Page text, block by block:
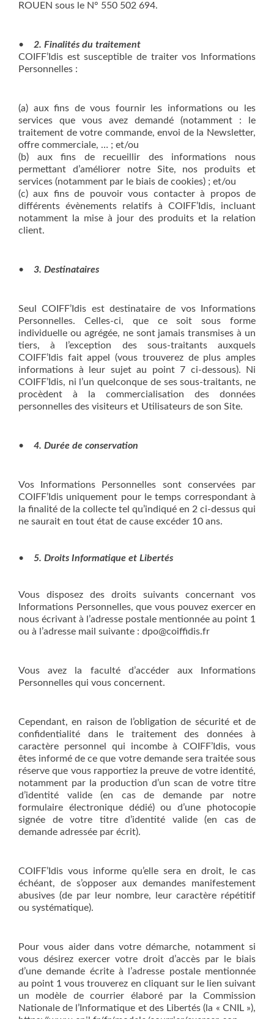
ROUEN sous le N° 550 502 694.
• 2. Finalités du traitement
COIFF’Idis est susceptible de traiter vos Informations
Personnelles :
(a) aux fins de vous fournir les informations ou les
services que vous avez demandé (notamment : le
traitement de votre commande, envoi de la Newsletter,
offre commerciale, … ; et/ou
(b) aux fins de recueillir des informations nous
permettant d’améliorer notre Site, nos produits et
services (notamment par le biais de cookies) ; et/ou
(c) aux fins de pouvoir vous contacter à propos de
différents évènements relatifs à COIFF’Idis, incluant
notamment la mise à jour des produits et la relation
client.
• 3. Destinataires
Seul COIFF’Idis est destinataire de vos Informations
Personnelles. Celles-ci, que ce soit sous forme
individuelle ou agrégée, ne sont jamais transmises à un
tiers, à l’exception des sous-traitants auxquels
COIFF’Idis fait appel (vous trouverez de plus amples
informations à leur sujet au point 7 ci-dessous). Ni
COIFF’Idis, ni l’un quelconque de ses sous-traitants, ne
procèdent à la commercialisation des données
personnelles des visiteurs et Utilisateurs de son Site.
• 4. Durée de conservation
Vos Informations Personnelles sont conservées par
COIFF’Idis uniquement pour le temps correspondant à
la finalité de la collecte tel qu’indiqué en 2 ci-dessus qui
ne saurait en tout état de cause excéder 10 ans.
• 5. Droits Informatique et Libertés
Vous disposez des droits suivants concernant vos
Informations Personnelles, que vous pouvez exercer en
nous écrivant à l’adresse postale mentionnée au point 1
ou à l’adresse mail suivante : dpo@coiffidis.fr
Vous avez la faculté d’accéder aux Informations
Personnelles qui vous concernent.
Cependant, en raison de l’obligation de sécurité et de
confidentialité dans le traitement des données à
caractère personnel qui incombe à COIFF’Idis, vous
êtes informé de ce que votre demande sera traitée sous
réserve que vous rapportiez la preuve de votre identité,
notamment par la production d’un scan de votre titre
d’identité valide (en cas de demande par notre
formulaire électronique dédié) ou d’une photocopie
signée de votre titre d’identité valide (en cas de
demande adressée par écrit).
COIFF’Idis vous informe qu’elle sera en droit, le cas
échéant, de s’opposer aux demandes manifestement
abusives (de par leur nombre, leur caractère répétitif
ou systématique).
Pour vous aider dans votre démarche, notamment si
vous désirez exercer votre droit d’accès par le biais
d’une demande écrite à l’adresse postale mentionnée
au point 1 vous trouverez en cliquant sur le lien suivant
un modèle de courrier élaboré par la Commission
Nationale de l’Informatique et des Libertés (la « CNIL »),